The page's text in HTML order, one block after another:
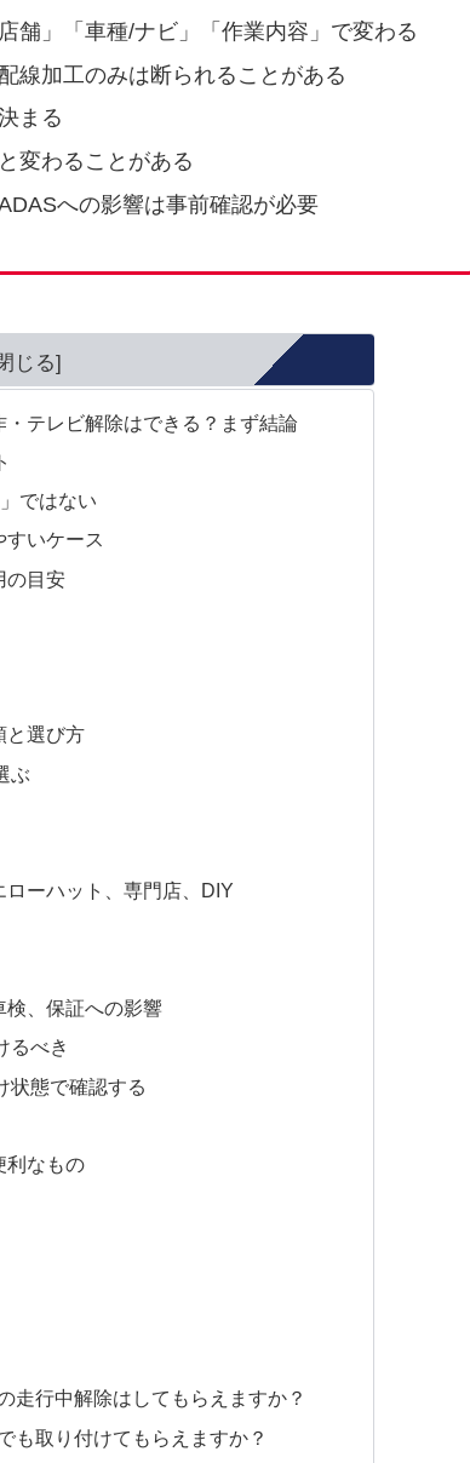
舗」「車種/ナビ」「作業内容」で変わる
線加工のみは断られることがある
まる
変わることがある
への影響は事前確認が必要
テレビ解除はできる？まず結論
ではない
すいケース
の目安
と選び方
ぶ
ーハット、専門店、DIY
検、保証への影響
るべき
状態で確認する
利なもの
走行中解除はしてもらえますか？
も取り付けてもらえますか？